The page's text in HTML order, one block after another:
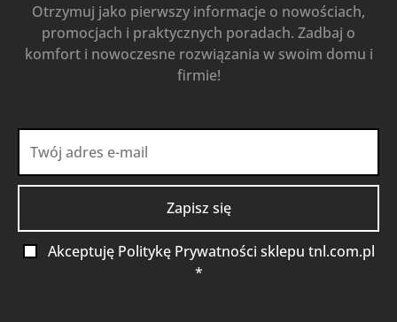
Otrzymuj jako pierwszy informacje o nowościach,
promocjach i praktycznych poradach. Zadbaj o
komfort i nowoczesne rozwiązania w swoim domu i
firmie!
Akceptuję Politykę Prywatności sklepu tnl.com.pl
*